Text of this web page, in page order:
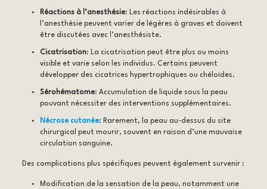
Réactions à l’anesthésie: Les réactions indésirables à
l’anesthésie peuvent varier de légères à graves et doivent
être discutées avec l’anesthésiste.
Cicatrisation: La cicatrisation peut être plus ou moins
visible et varie selon les individus. Certains peuvent
développer des cicatrices hypertrophiques ou chéloïdes.
Sérohématome: Accumulation de liquide sous la peau
pouvant nécessiter des interventions supplémentaires.
Nécrose cutanée: Rarement, la peau au-dessus du site
chirurgical peut mourir, souvent en raison d’une mauvaise
circulation sanguine.
Des complications plus spécifiques peuvent également survenir :
Modification de la sensation de la peau, notamment une